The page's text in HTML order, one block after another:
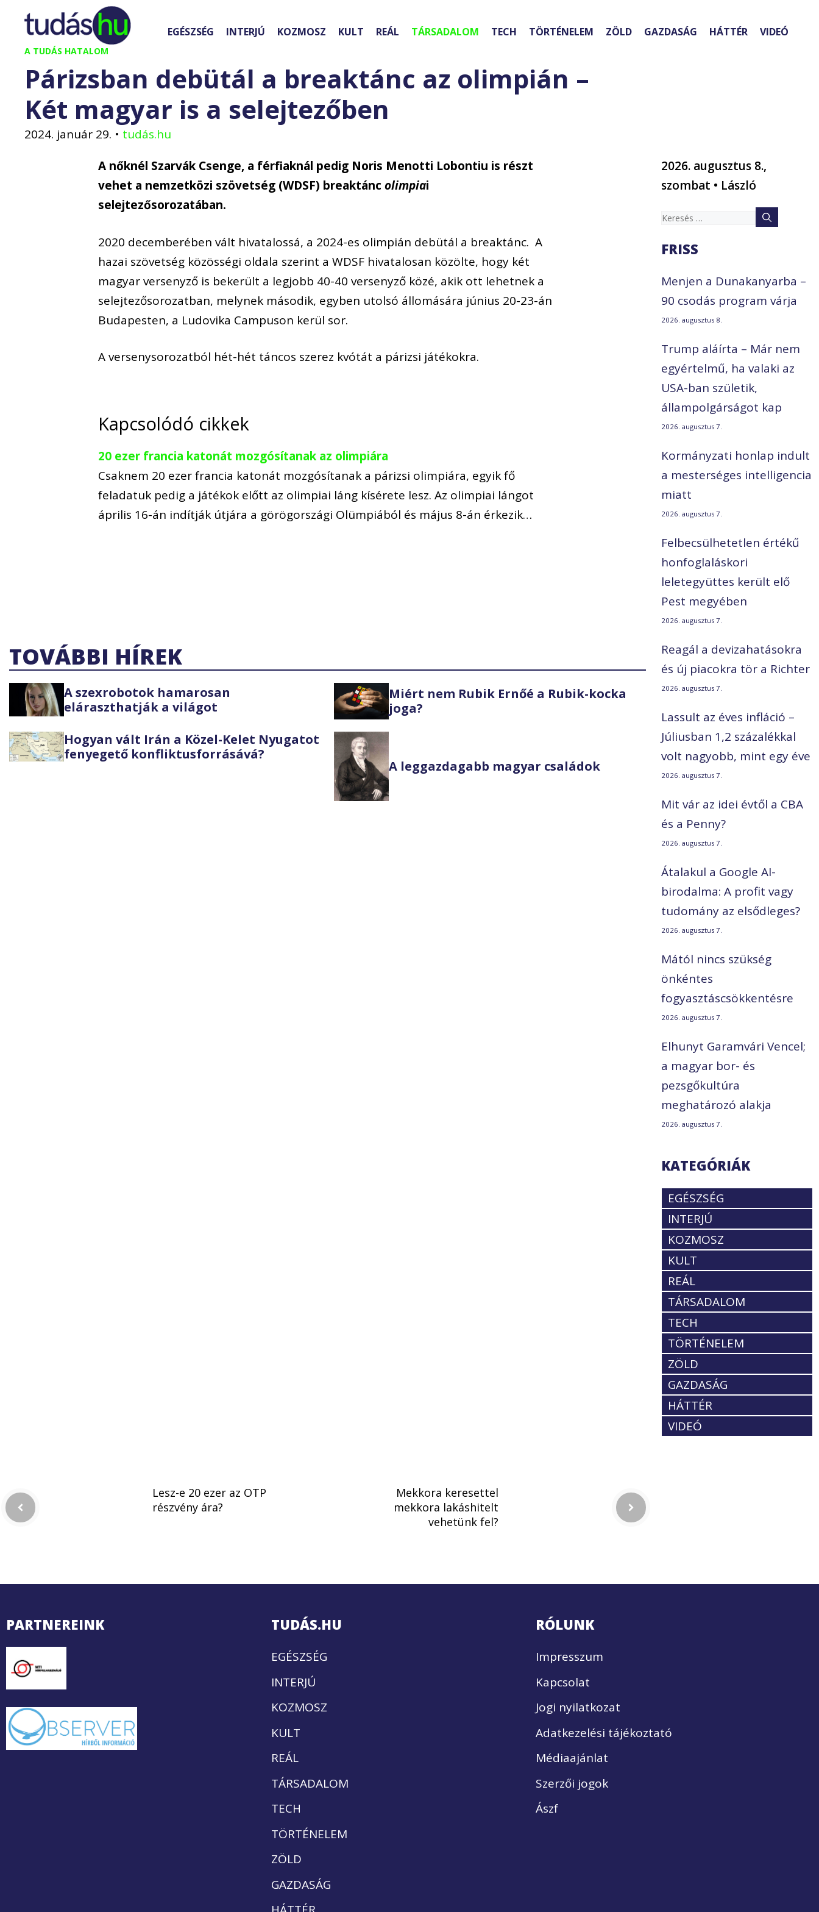
Kilépés
tartalomba
A TUDÁS HATALOM
EGÉSZSÉG INTERJÚ KOZMOSZ KULT REÁL TÁRSADALOM TECH TÖRTÉNELEM ZÖLD GAZDASÁG HÁTTÉR VIDEÓ
Párizsban debütál a breaktánc az olimpián –
Két magyar is a selejtezőben
2024. január 29. • tudás.hu
A nőknél Szarvák Csenge, a férfiaknál pedig Noris Menotti Lobontiu is részt
vehet a nemzetközi szövetség (WDSF) breaktáncolimpiai
selejtezősorozatában.
2020 decemberében vált hivatalossá, a 2024-es olimpián debütál a breaktánc. A
hazai szövetség közösségi oldala szerint a WDSF hivatalosan közölte, hogy két
magyar versenyző is bekerült a legjobb 40-40 versenyző közé, akik ott lehetnek a
selejtezősorozatban, melynek második, egyben utolsó állomására június 20-23-án
Budapesten, a Ludovika Campuson kerül sor.
A versenysorozatból hét-hét táncos szerez kvótát a párizsi játékokra.
Kapcsolódó cikkek
20 ezer francia katonát mozgósítanak az olimpiára
Csaknem 20 ezer francia katonát mozgósítanak a párizsi olimpiára, egyik fő
feladatuk pedig a játékok előtt az olimpiai láng kísérete lesz. Az olimpiai lángot
április 16-án indítják útjára a görögországi Olümpiából és május 8-án érkezik…
TOVÁBBI HÍREK
A szexrobotok hamarosan
eláraszthatják a világot
Miért nem Rubik Ernőé a Rubik-kocka
joga?
Hogyan vált Irán a Közel-Kelet Nyugatot
fenyegető konfliktusforrásává?
A leggazdagabb magyar családok
2026. augusztus 8.,
szombat • László
Keresés:
FRISS
Menjen a Dunakanyarba –
90 csodás program várja
2026. augusztus 8.
Trump aláírta – Már nem
egyértelmű, ha valaki az
USA-ban születik,
állampolgárságot kap
2026. augusztus 7.
Kormányzati honlap indult
a mesterséges intelligencia
miatt
2026. augusztus 7.
Felbecsülhetetlen értékű
honfoglaláskori
leletegyüttes került elő
Pest megyében
2026. augusztus 7.
Reagál a devizahatásokra
és új piacokra tör a Richter
2026. augusztus 7.
Lassult az éves infláció –
Júliusban 1,2 százalékkal
volt nagyobb, mint egy éve
2026. augusztus 7.
Mit vár az idei évtől a CBA
és a Penny?
2026. augusztus 7.
Átalakul a Google AI-
birodalma: A profit vagy
tudomány az elsődleges?
2026. augusztus 7.
Mától nincs szükség
önkéntes
fogyasztáscsökkentésre
2026. augusztus 7.
Elhunyt Garamvári Vencel;
a magyar bor- és
pezsgőkultúra
meghatározó alakja
2026. augusztus 7.
KATEGÓRIÁK
EGÉSZSÉG
INTERJÚ
KOZMOSZ
KULT
REÁL
TÁRSADALOM
TECH
TÖRTÉNELEM
ZÖLD
GAZDASÁG
HÁTTÉR
VIDEÓ
Lesz-e 20 ezer az OTP
részvény ára?
Mekkora keresettel
mekkora lakáshitelt
vehetünk fel?
PARTNEREINK TUDÁS.HU
EGÉSZSÉG
INTERJÚ
KOZMOSZ
KULT
REÁL
TÁRSADALOM
TECH
TÖRTÉNELEM
ZÖLD
GAZDASÁG
RÓLUNK
Impresszum
Kapcsolat
Jogi nyilatkozat
Adatkezelési tájékoztató
Médiaajánlat
Szerzői jogok
Ászf